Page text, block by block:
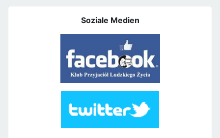
Soziale Medien